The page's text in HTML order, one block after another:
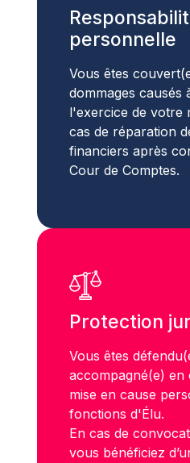
personnelle
Vous êtes
dommages causés
l'exercice de votre
cas de réparation
financiers après
Cour de Comptes.
Protection
Vous êtes
accompagné(e)
mise en cause
fonctions d'Élu.
En cas de
vous bénéficiez